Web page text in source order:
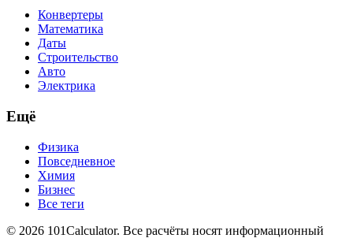
Конвертеры
Математика
Даты
Строительство
Авто
Электрика
Ещё
Физика
Повседневное
Химия
Бизнес
Все теги
© 2026 101Calculator. Все расчёты носят информационный